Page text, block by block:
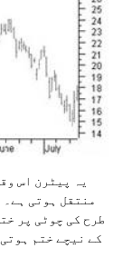
یہ پیٹرن اس
منتقل ہوتی ہے۔
طرح کی چوٹی پر
کے نیچے ختم